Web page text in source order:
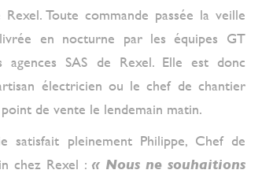
Toute commande passée la veille
en nocturne par les équipes GT
agences SAS de Rexel. Elle est donc
électricien ou le chef de chantier
de vente le lendemain matin.
satisfait pleinement Philippe, Chef de
chez Rexel : « Nous ne souhaitions